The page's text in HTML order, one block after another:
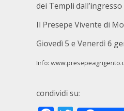
dei Templi
Il Presepe Vivente di
Giovedì 5 e Venerdì 6
Info:
condividi su: